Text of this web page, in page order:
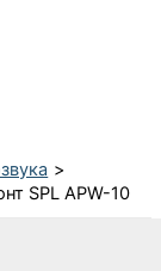
SPL APW-10